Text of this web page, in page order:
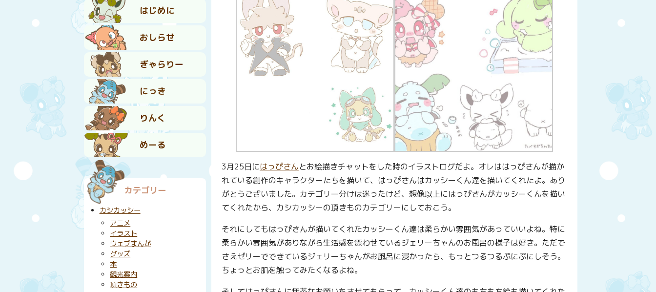
はじめに
おしらせ
ぎゃらりー
にっき
りんく
めーる
3月25日にはっぴさんとお絵描きチャットをした時のイラストログだよ。オレははっぴさんが描か
れている創作のキャラクターたちを描いて、はっぴさんはカッシーくん達を描いてくれたよ。あり
がとうございました。カテゴリー分けは迷ったけど、想像以上にはっぴさんがカッシーくんを描い
てくれたから、カシカッシーの頂きものカテゴリーにしておこう。
それにしてもはっぴさんが描いてくれたカッシーくん達は柔らかい雰囲気があっていいよね。特に
柔らかい雰囲気がありながら生活感を漂わせているジェリーちゃんのお風呂の様子は好き。ただで
さえゼリーでできているジェリーちゃんがお風呂に浸かったら、もっとつるつるぷにぷにしそう。
ちょっとお肌を触ってみたくなるよね。
カテゴリー
カシカッシー
アニメ
イラスト
ウェブまんが
グッズ
本
観光案内
頂きもの